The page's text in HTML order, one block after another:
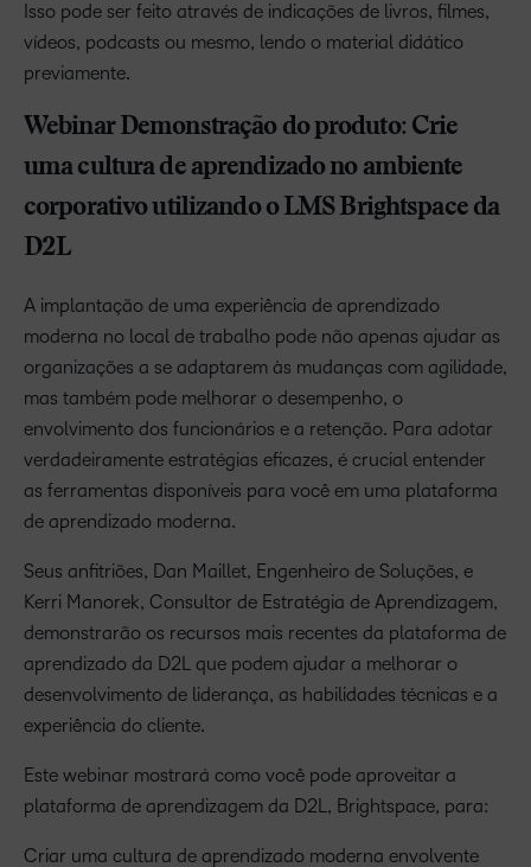
Isso pode ser feito através de indicações de livros, filmes,
vídeos, podcasts ou mesmo, lendo o material didático
previamente.
Webinar Demonstração do produto: Crie
uma cultura de aprendizado no ambiente
corporativo utilizando o LMS Brightspace da
D2L
A implantação de uma experiência de aprendizado
moderna no local de trabalho pode não apenas ajudar as
organizações a se adaptarem às mudanças com agilidade,
mas também pode melhorar o desempenho, o
envolvimento dos funcionários e a retenção. Para adotar
verdadeiramente estratégias eficazes, é crucial entender
as ferramentas disponíveis para você em uma plataforma
de aprendizado moderna.
Seus anfitriões, Dan Maillet, Engenheiro de Soluções, e
Kerri Manorek, Consultor de Estratégia de Aprendizagem,
demonstrarão os recursos mais recentes da plataforma de
aprendizado da D2L que podem ajudar a melhorar o
desenvolvimento de liderança, as habilidades técnicas e a
experiência do cliente.
Este webinar mostrará como você pode aproveitar a
plataforma de aprendizagem da D2L, Brightspace, para:
Criar uma cultura de aprendizado moderna envolvente